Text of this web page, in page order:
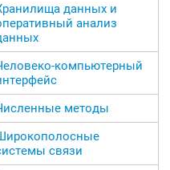
данных и
анализ
компьютерный
методы
связи